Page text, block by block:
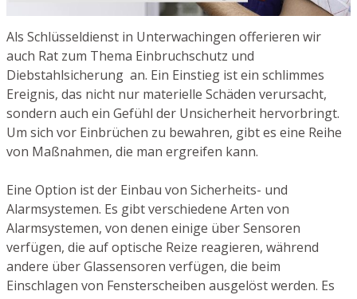
Als Schlüsseldienst in Unterwachingen offerieren wir
auch Rat zum Thema Einbruchschutz und
Diebstahlsicherung an. Ein Einstieg ist ein schlimmes
Ereignis, das nicht nur materielle Schäden verursacht,
sondern auch ein Gefühl der Unsicherheit hervorbringt.
Um sich vor Einbrüchen zu bewahren, gibt es eine Reihe
von Maßnahmen, die man ergreifen kann.
Eine Option ist der Einbau von Sicherheits- und
Alarmsystemen. Es gibt verschiedene Arten von
Alarmsystemen, von denen einige über Sensoren
verfügen, die auf optische Reize reagieren, während
andere über Glassensoren verfügen, die beim
Einschlagen von Fensterscheiben ausgelöst werden. Es